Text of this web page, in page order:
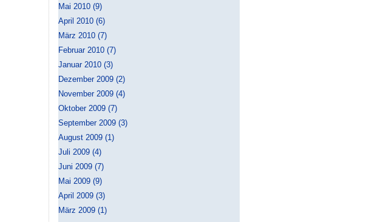
Mai 2010 (9)
April 2010 (6)
März 2010 (7)
Februar 2010 (7)
Januar 2010 (3)
Dezember 2009 (2)
November 2009 (4)
Oktober 2009 (7)
September 2009 (3)
August 2009 (1)
Juli 2009 (4)
Juni 2009 (7)
Mai 2009 (9)
April 2009 (3)
März 2009 (1)